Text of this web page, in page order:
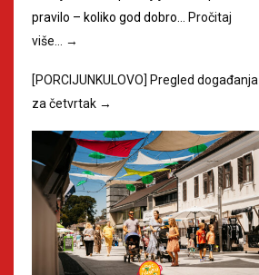
pravilo – koliko god dobro… Pročitaj
više… →
[PORCIJUNKULOVO] Pregled događanja
za četvrtak →